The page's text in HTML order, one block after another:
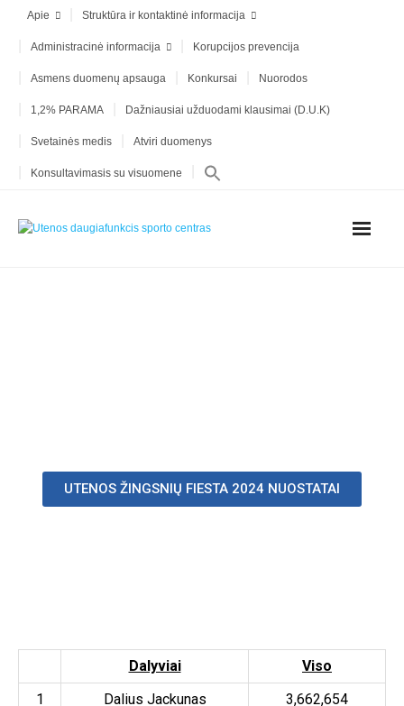
Apie Struktūra ir kontaktinė informacija
Administracinė informacija Korupcijos prevencija
Asmens duomenų apsauga Konkursai Nuorodos
1,2% PARAMA Dažniausiai užduodami klausimai (D.U.K)
Svetainės medis Atviri duomenys
Konsultavimasis su visuomene
UTENOS ŽINGSNIŲ FIESTA 2024 NUOSTATAI
Dalyviai
Viso
1
Dalius Jackunas
3,662,654